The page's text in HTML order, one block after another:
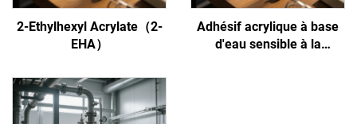
2-Ethylhexyl Acrylate（2-
EHA）
Adhésif acrylique à base
d'eau sensible à la